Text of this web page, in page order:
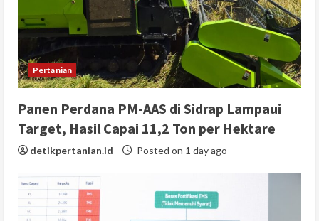
Pertanian
Panen Perdana PM-AAS di Sidrap Lampaui
Target, Hasil Capai 11,2 Ton per Hektare
detikpertanian.id Posted on 1 day ago